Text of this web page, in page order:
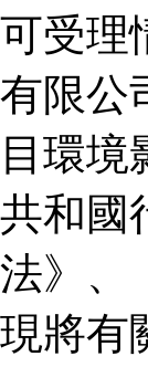
可受理
有限公
目環
共和國
法》、
現將有